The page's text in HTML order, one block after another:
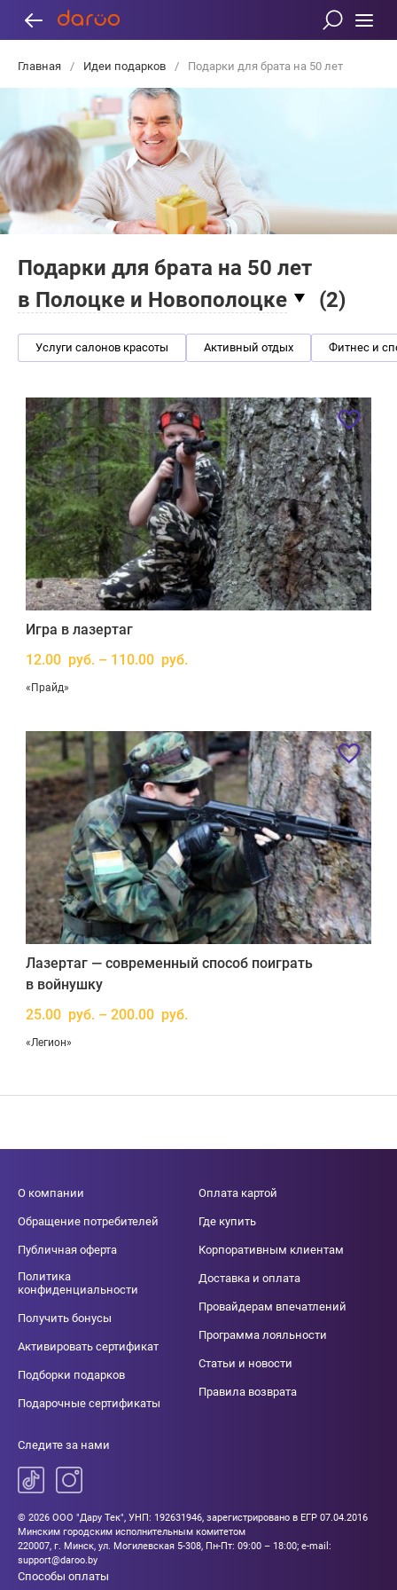
Главная / Идеи подарков / Подарки для брата на 50 лет
Подарки для брата на 50 лет
в Полоцке и Новополоцке
(2)
Услуги салонов красоты Активный отдых Фитнес и
Игра в лазертаг
12.00 руб. – 110.00 руб.
«Прайд»
Лазертаг — современный способ поиграть
в войнушку
25.00 руб. – 200.00 руб.
«Легион»
О компании
Обращение потребителей
Публичная оферта
Политика
конфиденциальности
Получить бонусы
Активировать сертификат
Подборки подарков
Подарочные сертификаты
Оплата картой
Где купить
Корпоративным клиентам
Доставка и оплата
Провайдерам впечатлений
Программа лояльности
Статьи и новости
Правила возврата
Следите за нами
© 2026 ООО "Дару Тек", УНП: 192631946, зарегистрировано в ЕГР 07.04.2016
Минским городским исполнительным комитетом
220007, г. Минск, ул. Могилевская 5-308, Пн-Пт: 09:00 – 18:00; e-mail:
support@daroo.by
Способы оплаты